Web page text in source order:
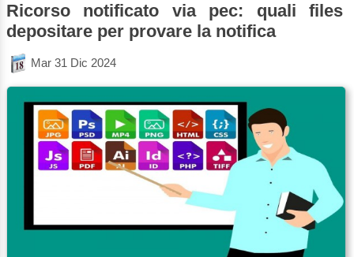
Ricorso notificato via pec: quali files
depositare per provare la notifica
Mar 31 Dic 2024